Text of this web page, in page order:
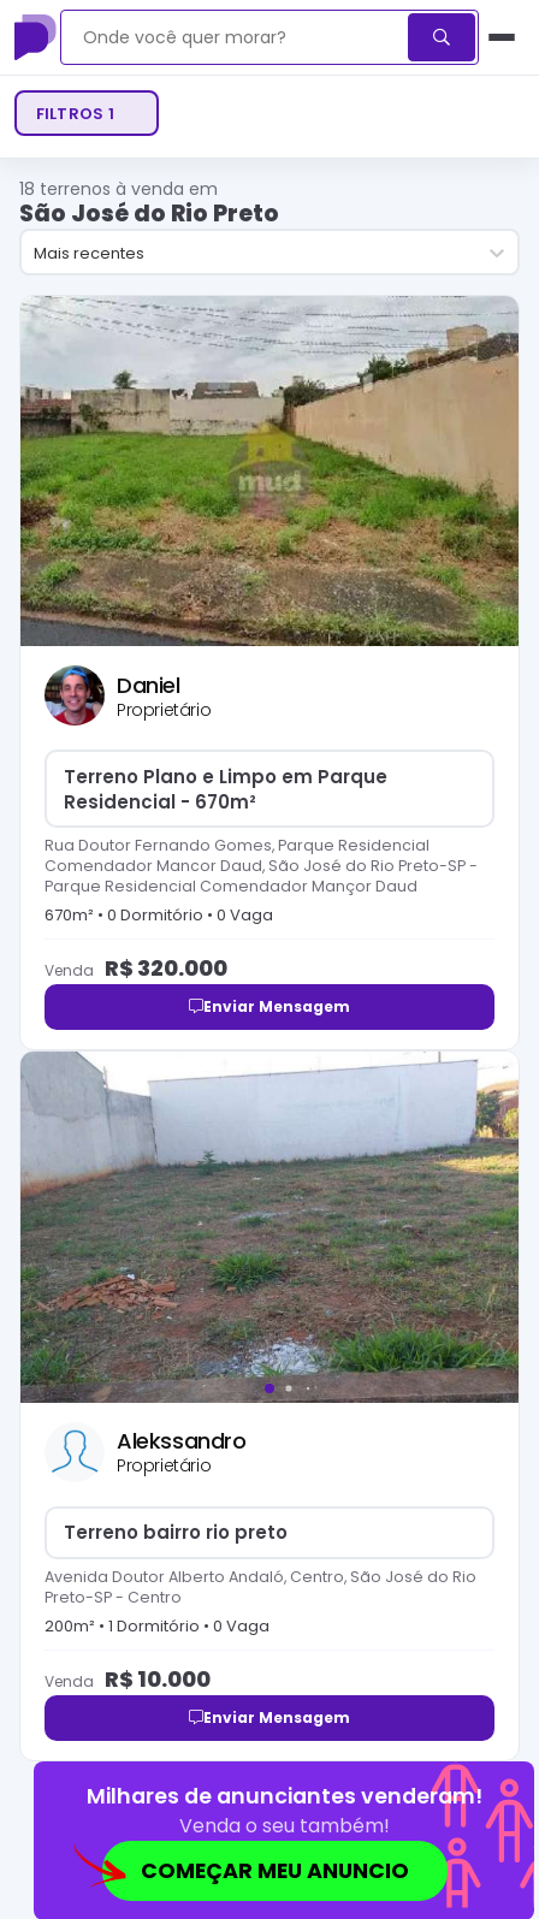
FILTROS 1
18 terrenos à venda em
São José do Rio Preto
Mais recentes
Daniel
Proprietário
Terreno Plano e Limpo em Parque
Residencial - 670m²
Rua Doutor Fernando Gomes, Parque Residencial
Comendador Mancor Daud, São José do Rio Preto-SP-
Parque Residencial Comendador Mançor Daud
670m² • 0 Dormitório • 0 Vaga
Venda R$ 320.000
Enviar Mensagem
Alekssandro
Proprietário
Terreno bairro rio preto
Avenida Doutor Alberto Andaló, Centro, São José do Rio
Preto-SP- Centro
200m² • 1 Dormitório • 0 Vaga
Venda R$ 10.000
Enviar Mensagem
Milhares de anunciantes venderam!
Venda o seu também!
COMEÇAR MEU ANUNCIO